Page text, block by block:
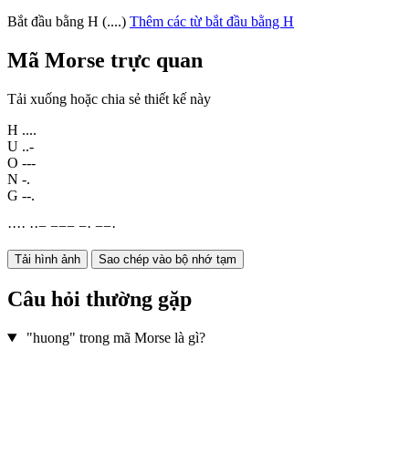
Bắt đầu bằng H (....) Thêm các từ bắt đầu bằng H
Mã Morse trực quan
Tải xuống hoặc chia sẻ thiết kế này
H ....
U ..-
O ---
N -.
G --.
···· ··− −−− −· −−·
Tải hình ảnh Sao chép vào bộ nhớ tạm
Câu hỏi thường gặp
"huong" trong mã Morse là gì?